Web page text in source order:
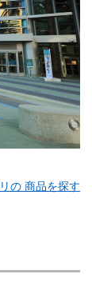
の 商品を探す